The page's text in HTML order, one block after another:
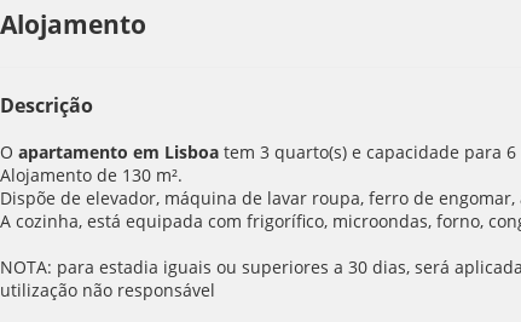
Alojamento
Descrição
O apartamento em Lisboa tem 3 quarto(s) e capacidade para 6
Alojamento de 130 m².
Dispõe de elevador, máquina de lavar roupa, ferro de
A cozinha, está equipada com frigorífico, microondas, forno,
NOTA: para estadia iguais ou superiores a 30 dias, será
utilização não responsável